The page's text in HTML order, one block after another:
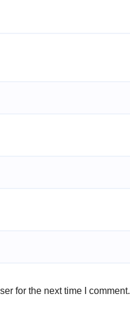
for the next time I comment.